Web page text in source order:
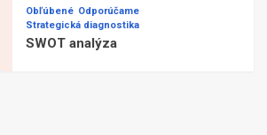
Obľúbené Odporúčame
Strategická diagnostika
SWOT analýza